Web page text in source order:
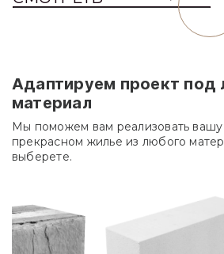
Адаптируем проект под
материал
Мы поможем вам реализовать вашу
прекрасном жилье из любого
выберете.